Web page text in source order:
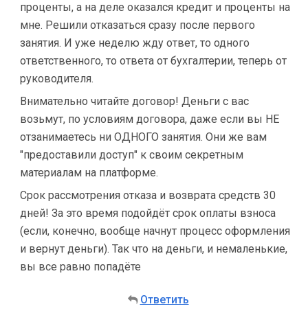
проценты, а на деле оказался кредит и проценты на
мне. Решили отказаться сразу после первого
занятия. И уже неделю жду ответ, то одного
ответственного, то ответа от бухгалтерии, теперь от
руководителя.
Внимательно читайте договор! Деньги с вас
возьмут, по условиям договора, даже если вы НЕ
отзанимаетесь ни ОДНОГО занятия. Они же вам
"предоставили доступ" к своим секретным
материалам на платформе.
Срок рассмотрения отказа и возврата средств 30
дней! За это время подойдёт срок оплаты взноса
(если, конечно, вообще начнут процесс оформления
и вернут деньги). Так что на деньги, и немаленькие,
вы все равно попадёте
Ответить